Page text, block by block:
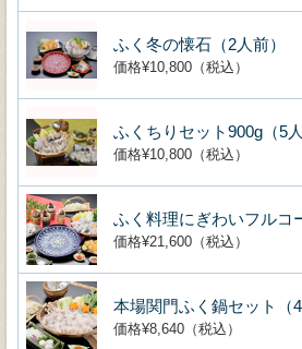
ふく冬の懐石（2人前）
価格¥10,800（税込）
ふくちりセット900g（5人
価格¥10,800（税込）
ふく料理にぎわいフルコ
価格¥21,600（税込）
本場関門ふく鍋セット（4
価格¥8,640（税込）